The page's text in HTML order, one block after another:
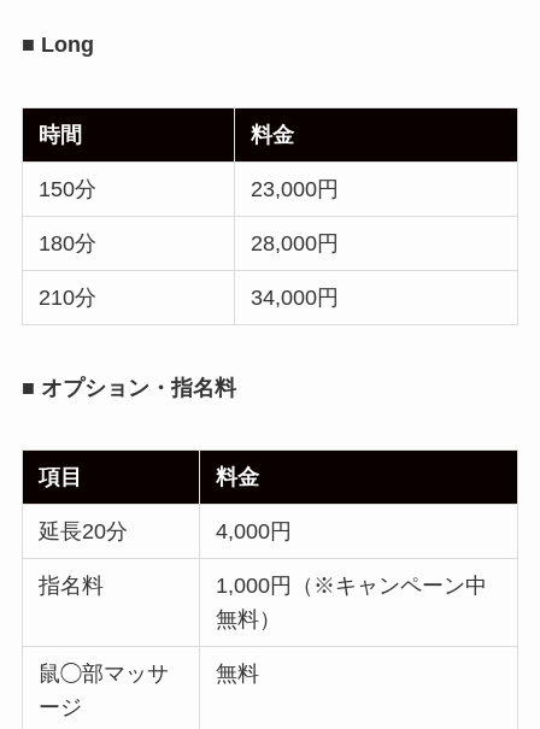
■ Long
時間 料金
150分 23,000円
180分 28,000円
210分 34,000円
■ オプション・指名料
項目 料金
延長20分 4,000円
指名料
1,000円（※キャンペーン中
無料）
鼠◯部マッサ
ージ
無料